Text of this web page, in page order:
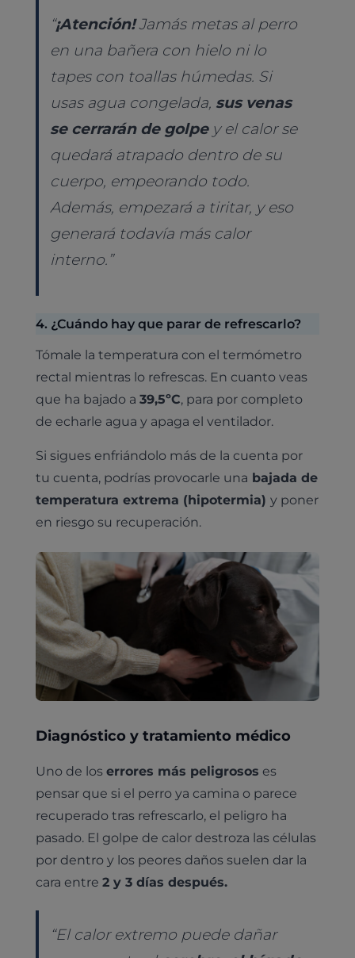
Pruebas diagnósticas
Diagnóstico veterinario por imagen
Ecografía
Pruebas cropológicas
Pruebas histológicas – microscopio
Identificación con microchip y pasaporte
Esterilización
Vacunación
Hospitalización
Leishmaniasis
Revisión general y/o geriátrica
Odontología
Traumatología
Nutrición
Medicina felina
Planes de salud para perros
Planes de salud para gatos
Todos los planes de salud
¿Quiénes somos?
Comité de expertos veterinarios
Trabaja en Clinicanimal
“¡Atención!Jamás metas al perro
en una bañera con hielo ni lo
tapes con toallas húmedas. Si
usas agua congelada, sus venas
se cerrarán de golpey el calor se
quedará atrapado dentro de su
cuerpo, empeorando todo.
Además, empezará a tiritar, y eso
generará todavía más calor
interno.”
4. ¿Cuándo hay que parar de refrescarlo?
Tómale la temperatura con el termómetro
rectal mientras lo refrescas. En cuanto veas
que ha bajado a 39,5ºC, para por completo
de echarle agua y apaga el ventilador.
Si sigues enfriándolo más de la cuenta por
tu cuenta, podrías provocarle una bajada de
temperatura extrema (hipotermia) y poner
en riesgo su recuperación.
Diagnóstico y tratamiento médico
Uno de los errores más peligrosos es
pensar que si el perro ya camina o parece
recuperado tras refrescarlo, el peligro ha
pasado. El golpe de calor destroza las células
por dentro y los peores daños suelen dar la
cara entre 2 y 3 días después.
“El calor extremo puede dañar